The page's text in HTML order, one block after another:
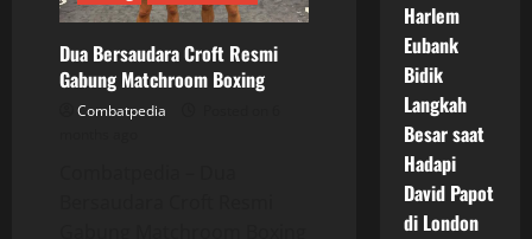
Heavyweight
Dua Bersaudara Croft Resmi
Gabung Matchroom Boxing
Combatpedia
Harlem
Eubank
Bidik
Langkah
Besar saat
Hadapi
David Papot
di London